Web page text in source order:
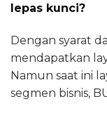
lepas kunci?
Dengan syarat
mendapatkan
Namun saat ini
segmen bisnis,